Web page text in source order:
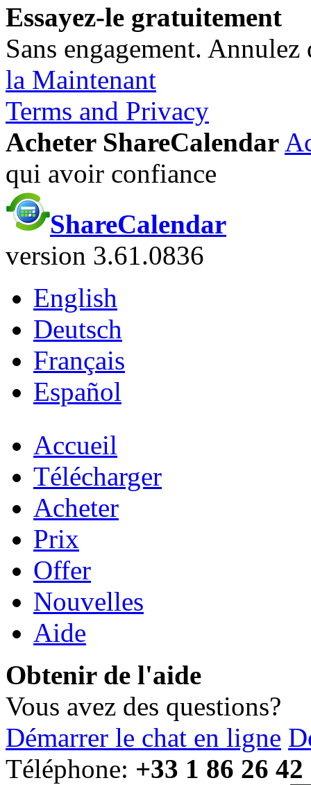
Essayez-le gratuitement
Sans engagement.
la Maintenant
Terms and Privacy
Acheter ShareCalendar
qui avoir confiance
ShareCalendar
version 3.61.0836
English
Deutsch
Français
Español
Accueil
Télécharger
Acheter
Prix
Offer
Nouvelles
Aide
Obtenir de l'aide
Vous avez des questions?
Démarrer le chat en ligne
Téléphone: +33 1 86 26 42